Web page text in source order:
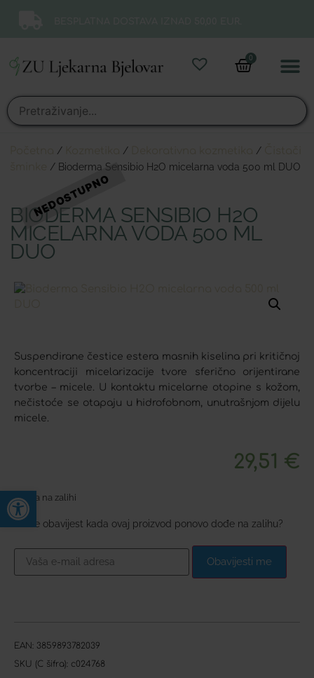
Open toolbar
0
/ / /
/ Bioderma Sensibio H2O micelarna voda 500 ml DUO
BIODERMA SENSIBIO H2O
MICELARNA VODA 500 ML
DUO
Suspendirane čestice estera masnih kiselina pri kritičnoj
koncentraciji micelarizacije tvore sferično orijentirane
tvorbe – micele. U kontaktu micelarne otopine s kožom,
nečistoće se otapaju u hidrofobnom, unutrašnjom dijelu
micele.
29,51 €
Nema na zalihi
Želite obavijest kada ovaj proizvod ponovo dođe na zalihu?
Obavijesti me
EAN: 3859893782039
SKU (C šifra): c024768